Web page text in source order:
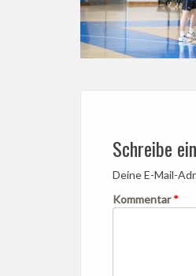
Schreibe
Deine E-Mail-
Kommentar*